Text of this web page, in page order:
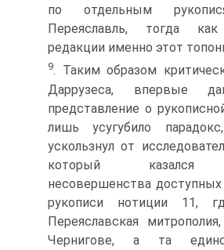
по отдельным
Переяславль, тогда
редакции именно этот
9. Таким образом
Даррузеса, впервые
представление о
лишь усугубило
ускользнул от
который казался
несовершенства
рукописи нотиции 11,
Переяславская
Чернигове, а та